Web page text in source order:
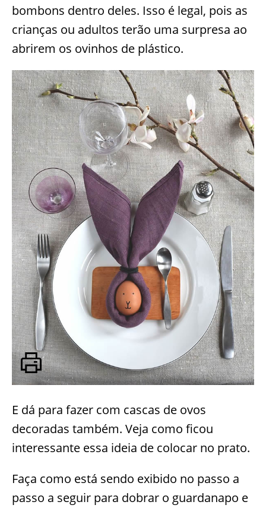
bombons dentro deles. Isso é legal, pois as
crianças ou adultos terão uma surpresa ao
abrirem os ovinhos de plástico.
E dá para fazer com cascas de ovos
decoradas também. Veja como ficou
interessante essa ideia de colocar no prato.
Faça como está sendo exibido no passo a
passo a seguir para dobrar o guardanapo e